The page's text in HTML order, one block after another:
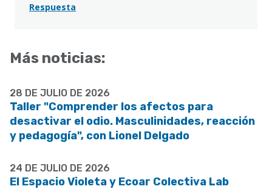
Respuesta
Más noticias:
28 DE JULIO DE 2026
Taller "Comprender los afectos para
desactivar el odio. Masculinidades, reacción
y pedagogía", con Lionel Delgado
24 DE JULIO DE 2026
El Espacio Violeta y Ecoar Colectiva Lab